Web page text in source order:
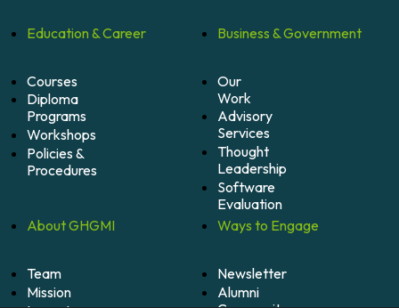
Education &Career
Courses
Diploma
Programs
Workshops
Policies &
Procedures
Business &Government
Our
Work
Advisory
Services
Thought
Leadership
Software
Evaluation
AboutGHGMI
Team
Mission
Ways to Engage
Newsletter
Alumni